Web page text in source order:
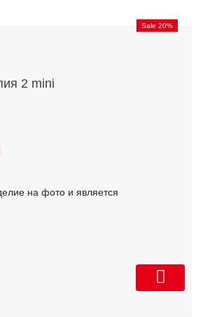
Sale 20%
2 mini
на фото и является